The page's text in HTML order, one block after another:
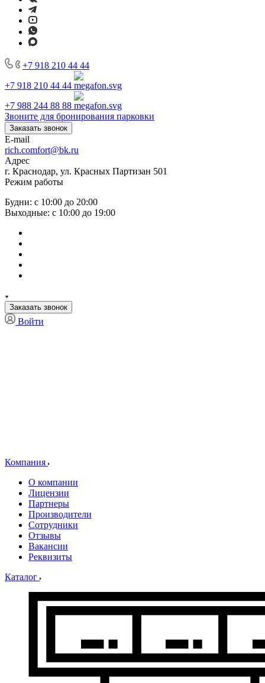
+7 918 210 44 44
+7 918 210 44 44
+7 988 244 88 88
Звоните для бронирования парковки
Заказать звонок
E-mail
rich.comfort@bk.ru
Адрес
г. Краснодар, ул. Красных Партизан 501
Режим работы
Будни: с 10:00 до 20:00
Выходные: с 10:00 до 19:00
Заказать звонок
Войти
Компания
О компании
Лицензии
Партнеры
Производители
Сотрудники
Отзывы
Вакансии
Реквизиты
Каталог